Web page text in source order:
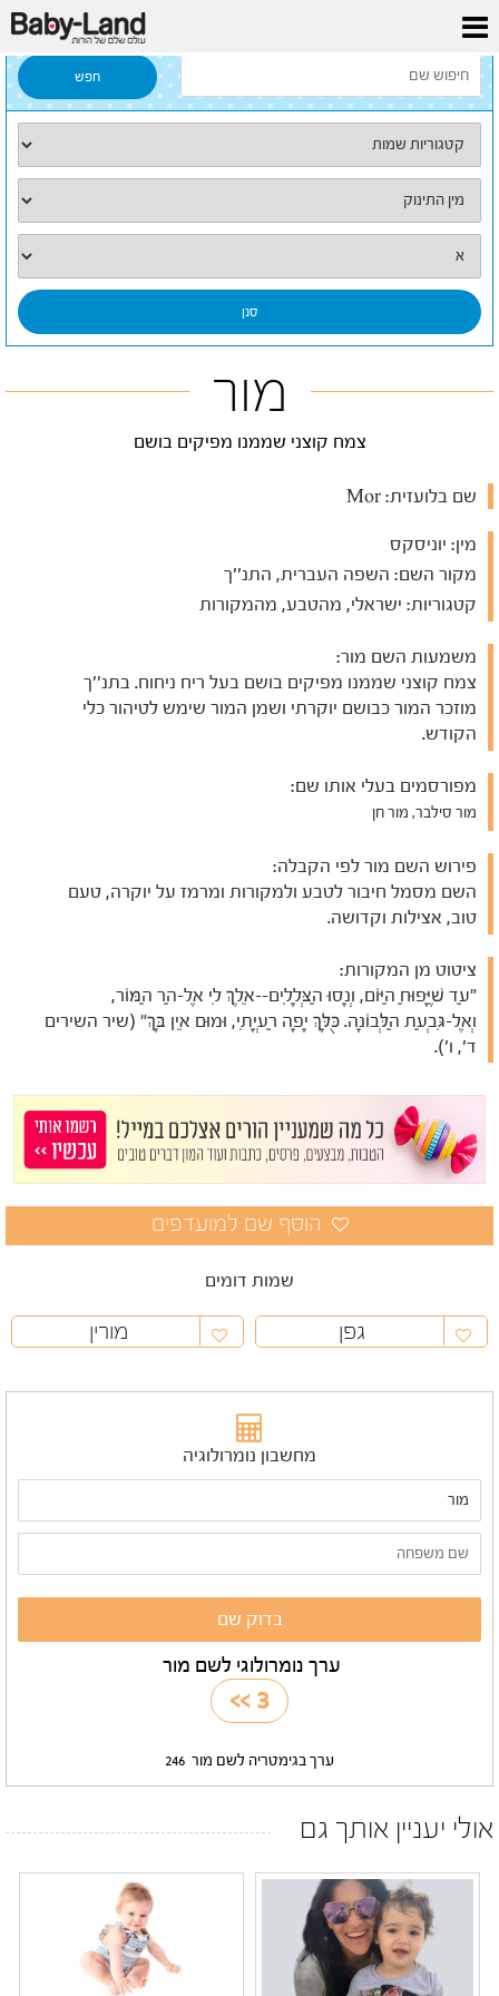
דף הבית
מור
צמח קוצני שממנו מפיקים בושם
שם בלועזית:
מין: יוניסקס
מקור השם: השפה העברית, התנ''ך
קטגוריות: ישראלי, מהטבע, מהמקורות
משמעות השם מור:
צמח קוצני שממנו מפיקים בושם בעל ריח ניחוח. בתנ''ך
מוזכר המור כבושם יוקרתי ושמן המור שימש לטיהור כלי
הקודש.
מפורסמים בעלי אותו שם:
מור סילבר, מור חן
פירוש השם מור לפי הקבלה:
השם מסמל חיבור לטבע ולמקורות ומרמז על יוקרה, טעם
טוב, אצילות וקדושה.
ציטוט מן המקורות:
"עַד שֶׁיָּפוּחַ הַיּוֹם, וְנָסוּ הַצְּלָלִים--אֵלֶךְ לִי אֶל-הַר הַמּוֹר,
וְאֶל-גִּבְעַת הַלְּבוֹנָה. כֻּלָּךְ יָפָה רַעְיָתִי, וּמוּם אֵין בָּךְ" (שיר השירים
ד', ו').
שמות דומים
גפן מורין
מחשבון נומרולוגיה
ערך נומרולוגי לשם מור
3
>>
ערך בגימטריה לשם מור 246
אולי יעניין אותך גם